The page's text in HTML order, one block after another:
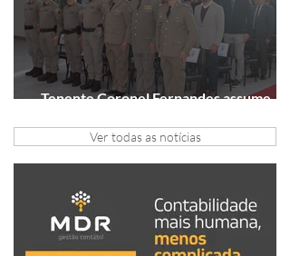
Tenente Coronel Fernandes assume
Ver todas as notícias